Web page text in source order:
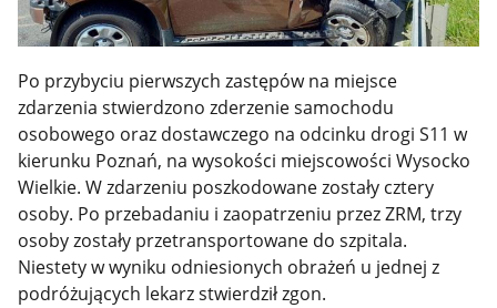
Po przybyciu pierwszych zastępów na miejsce
zdarzenia stwierdzono zderzenie samochodu
osobowego oraz dostawczego na odcinku drogi S11 w
kierunku Poznań, na wysokości miejscowości Wysocko
Wielkie. W zdarzeniu poszkodowane zostały cztery
osoby. Po przebadaniu i zaopatrzeniu przez ZRM, trzy
osoby zostały przetransportowane do szpitala.
Niestety w wyniku odniesionych obrażeń u jednej z
podróżujących lekarz stwierdził zgon.